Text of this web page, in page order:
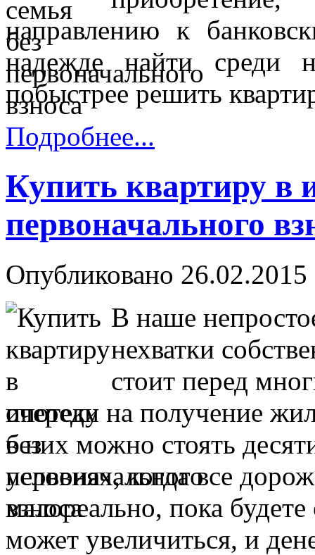
направлению к
надежде найти среди
побыстрее решить
Подробнее...
Купить квартиру в
первоначального
Опубликовано 26.02.2015
В наше
нехватки
стоит перед
очереди на получение
в них можно стоять
условиях, когда все
малореально, пока
может увеличиться, и